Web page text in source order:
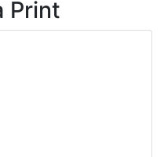
Print